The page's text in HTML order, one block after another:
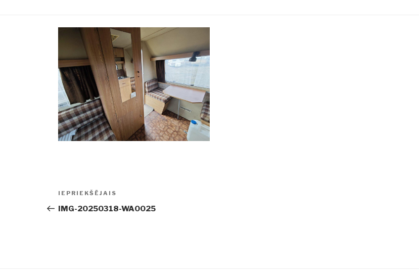
Ziņu
izvēlne
Iepriekšējā
ziņa:
IEPRIEKŠĒJAIS
IMG-20250318-WA0025